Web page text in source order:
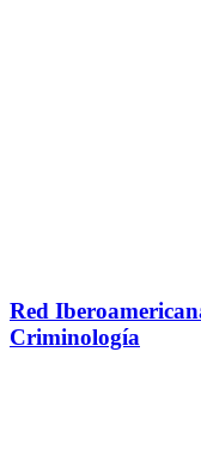
Red
Criminología